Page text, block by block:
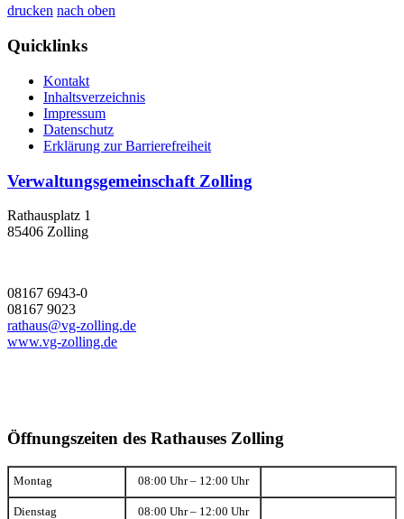
drucken nach oben
Quicklinks
Kontakt
Inhaltsverzeichnis
Impressum
Datenschutz
Erklärung zur Barrierefreiheit
Verwaltungsgemeinschaft Zolling
Rathausplatz 1
85406 Zolling
08167 6943-0
08167 9023
rathaus@vg-zolling.de
www.vg-zolling.de
Öffnungszeiten des Rathauses Zolling
Montag 08:00 Uhr – 12:00 Uhr
Dienstag 08:00 Uhr – 12:00 Uhr